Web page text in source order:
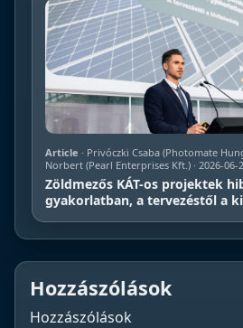
Article · Privóczki Csaba (Photomate
Norbert (Pearl Enterprises Kft.) · 2026-06-
Zöldmezős KÁT-os projektek
gyakorlatban, a tervezéstől a
Hozzászólások
Hozzászólások